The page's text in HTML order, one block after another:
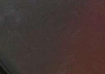
с ножом
в Центральном
переполох“